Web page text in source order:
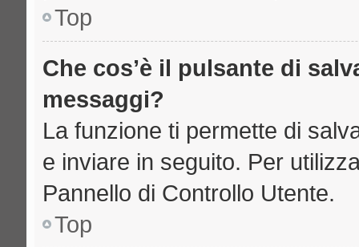
Top
Che cos’è il pulsante di
messaggi?
La funzione ti permette di
e inviare in seguito. Per
Pannello di Controllo Utente.
Top